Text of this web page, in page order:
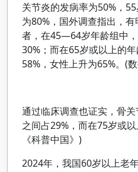
关节炎的发病率为50%，
为80%，国外调查指出，
者，在45—64岁年龄组中
30%；而在65岁或以上的
58%，女性上升为65%。(
通过临床调查也证实，骨
之间占29%，而在75岁或
《科普中国》)
2024年，我国60岁以上老